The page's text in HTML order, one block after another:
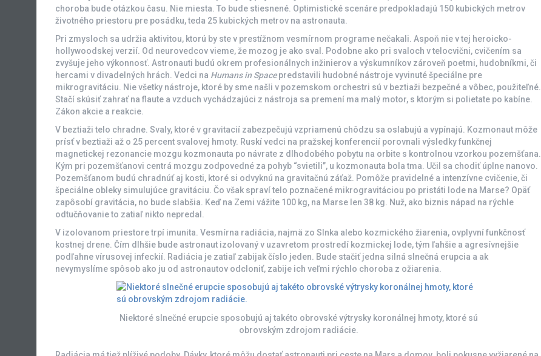
choroba bude otázkou času. Nie miesta. To bude stiesnené. Optimistické scenáre predpokladajú 150 kubických metrov
životného priestoru pre posádku, teda 25 kubických metrov na astronauta.
Pri zmysloch sa udržia aktivitou, ktorú by ste v prestížnom vesmírnom programe nečakali. Aspoň nie v tej heroicko-
hollywoodskej verzií. Od neurovedcov vieme, že mozog je ako sval. Podobne ako pri svaloch v telocvični, cvičením sa
zvyšuje jeho výkonnosť. Astronauti budú okrem profesionálnych inžinierov a výskumníkov zároveň poetmi, hudobníkmi, či
hercami v divadelných hrách. Vedci na Humans in Spacepredstavili hudobné nástroje vyvinuté špeciálne pre
mikrogravitáciu. Nie všetky nástroje, ktoré by sme našli v pozemskom orchestri sú v beztiaži bezpečné a vôbec, použiteľné.
Stačí skúsiť zahrať na flaute a vzduch vychádzajúci z nástroja sa premení ma malý motor, s ktorým si polietate po kabíne.
Zákon akcie a reakcie.
V beztiaži telo chradne. Svaly, ktoré v gravitacií zabezpečujú vzpriamenú chôdzu sa oslabujú a vypínajú. Kozmonaut môže
prísť v beztiaži až o 25 percent svalovej hmoty. Ruskí vedci na pražskej konferencií porovnali výsledky funkčnej
magnetickej rezonancie mozgu kozmonauta po návrate z dlhodobého pobytu na orbite s kontrolnou vzorkou pozemšťana.
Kým pri pozemšťanovi centrá mozgu zodpovedné za pohyb “svietili”, u kozmonauta bola tma. Učil sa chodiť úplne nanovo.
Pozemšťanom budú chradnúť aj kosti, ktoré si odvyknú na gravitačnú záťaž. Pomôže pravidelné a intenzívne cvičenie, či
špeciálne obleky simulujúce gravitáciu. Čo však spraví telo poznačené mikrogravitáciou po pristáti lode na Marse? Opäť
zapôsobí gravitácia, no bude slabšia. Keď na Zemi vážite 100 kg, na Marse len 38 kg. Nuž, ako biznis nápad na rýchle
odtučňovanie to zatiaľ nikto nepredal.
V izolovanom priestore trpí imunita. Vesmírna radiácia, najmä zo Slnka alebo kozmického žiarenia, ovplyvní funkčnosť
kostnej drene. Čím dlhšie bude astronaut izolovaný v uzavretom prostredí kozmickej lode, tým ľahšie a agresívnejšie
podľahne vírusovej infeckií. Radiácia je zatiaľ zabijak číslo jeden. Bude stačiť jedna silná slnečná erupcia a ak
nevymyslíme spôsob ako ju od astronautov odcloniť, zabije ich veľmi rýchlo choroba z ožiarenia.
Niektoré slnečné erupcie sposobujú aj takéto obrovské výtrysky koronálnej hmoty, ktoré sú
obrovským zdrojom radiácie.